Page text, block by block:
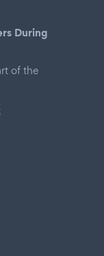
During
of the